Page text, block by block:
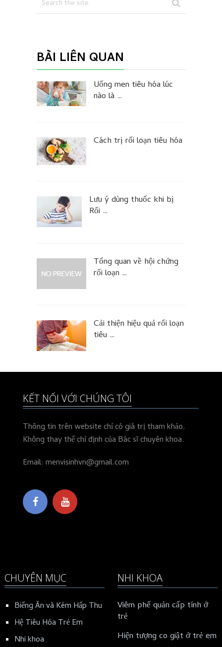
BÀI LIÊN QUAN
Uống men tiêu hóa lúc
nào là …
Cách trị rối loạn tiêu hóa
Lưu ý dùng thuốc khi bị
Rối …
Tổng quan về hội chứng
rối loạn …
Cải thiện hiệu quả rối loạn
tiêu …
KẾT NỐI VỚI CHÚNG TÔI
Thông tin trên website chỉ có giá trị tham khảo.
Không thay thế chỉ định của Bác sĩ chuyên khoa.
Email: menvisinhvn@gmail.com
CHUYÊN MỤC
Biếng Ăn và Kém Hấp Thu
Hệ Tiêu Hóa Trẻ Em
Nhi khoa
NHI KHOA
Viêm phế quản cấp tính ở
trẻ
Hiện tượng co giật ở trẻ em